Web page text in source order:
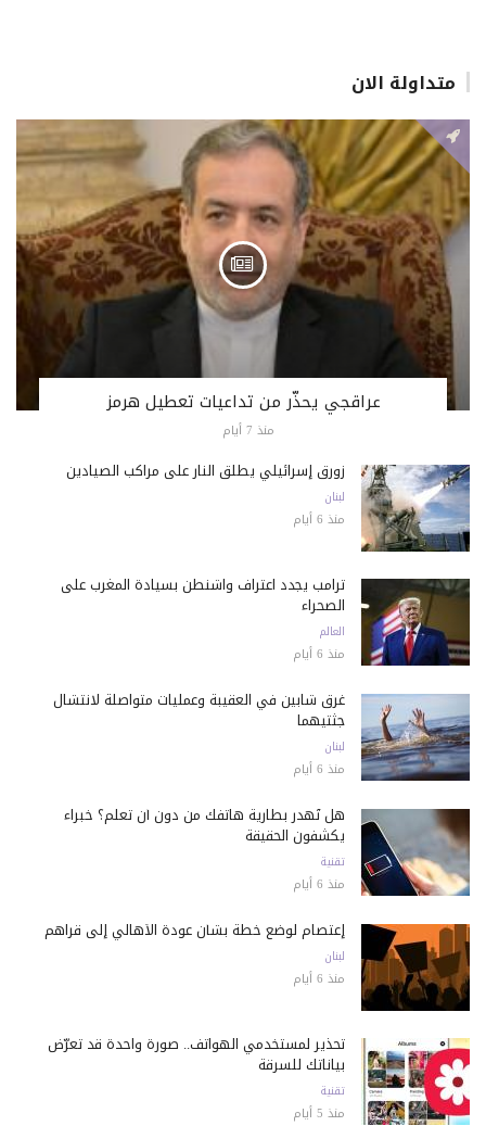
متداولة الان
عراقجي يحذّر من تداعيات تعطيل هرمز
منذ 7 أيام
زورق إسرائيلي يطلق النار على مراكب الصيادين
لبنان
منذ 6 أيام
ترامب يجدد اعتراف واشنطن بسيادة المغرب على
الصحراء
العالم
منذ 6 أيام
غرق شابين في العقيبة وعمليات متواصلة لانتشال
جثتيهما
لبنان
منذ 6 أيام
هل تُهدر بطارية هاتفك من دون أن تعلم؟ خبراء
يكشفون الحقيقة
تقنية
منذ 6 أيام
إعتصام لوضع خطة بشأن عودة الأهالي إلى قراهم
لبنان
منذ 6 أيام
تحذير لمستخدمي الهواتف.. صورة واحدة قد تعرّض
بياناتك للسرقة
تقنية
منذ 5 أيام